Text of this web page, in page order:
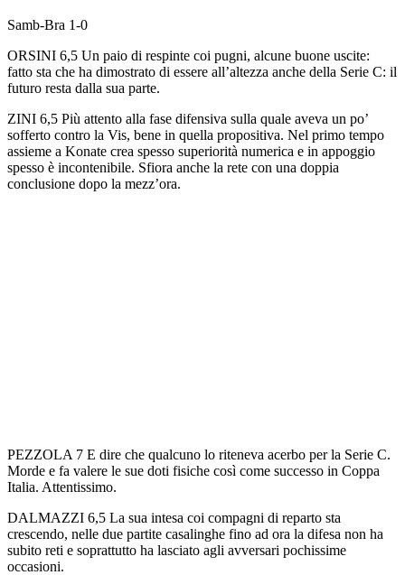
Samb-Bra 1-0
ORSINI 6,5 Un paio di respinte coi pugni, alcune buone uscite:
fatto sta che ha dimostrato di essere all’altezza anche della Serie C: il
futuro resta dalla sua parte.
ZINI 6,5 Più attento alla fase difensiva sulla quale aveva un po’
sofferto contro la Vis, bene in quella propositiva. Nel primo tempo
assieme a Konate crea spesso superiorità numerica e in appoggio
spesso è incontenibile. Sfiora anche la rete con una doppia
conclusione dopo la mezz’ora.
PEZZOLA 7 E dire che qualcuno lo riteneva acerbo per la Serie C.
Morde e fa valere le sue doti fisiche così come successo in Coppa
Italia. Attentissimo.
DALMAZZI 6,5 La sua intesa coi compagni di reparto sta
crescendo, nelle due partite casalinghe fino ad ora la difesa non ha
subito reti e soprattutto ha lasciato agli avversari pochissime
occasioni.